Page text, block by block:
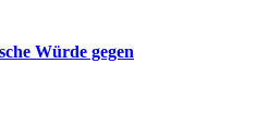
Würde gegen